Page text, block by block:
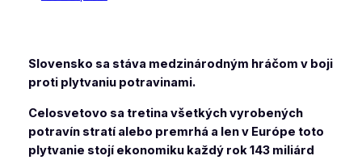
Slovensko sa stáva medzinárodným hráčom v boji
proti plytvaniu potravinami.
Celosvetovo sa tretina všetkých vyrobených
potravín stratí alebo premrhá a len v Európe toto
plytvanie stojí ekonomiku každý rok 143 miliárd